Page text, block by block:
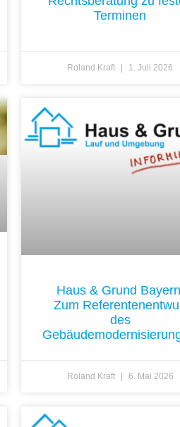
Terminen
Roland Kraft 1. Juli 2026
Haus & Grund
Zum
des
Roland Kraft 6. Mai 2026